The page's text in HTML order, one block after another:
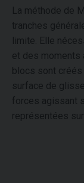
La méthode de
tranches
limite. Elle
et des moments
blocs sont
surface de
forces agissant
représentées sur